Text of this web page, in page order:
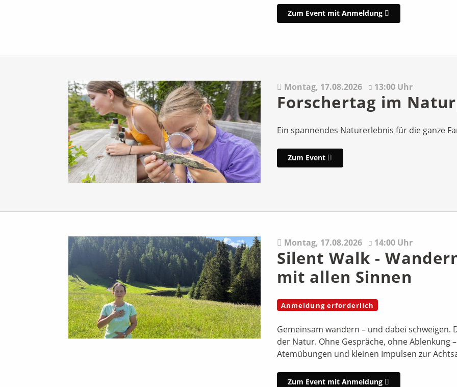
Zum Event mit Anmeldung
Montag, 17.08.2026 13:00 Uhr
Forschertag im
Ein spannendes Naturerlebnis für die ganze
Zum Event
Montag, 17.08.2026 14:00 Uhr
Silent Walk -
mit allen Sinnen
Anmeldung erforderlich
Gemeinsam wandern – und dabei schweigen.
der Natur. Ohne Gespräche, ohne Ablenkung
Atemübungen und kleinen Impulsen zur
Zum Event mit Anmeldung